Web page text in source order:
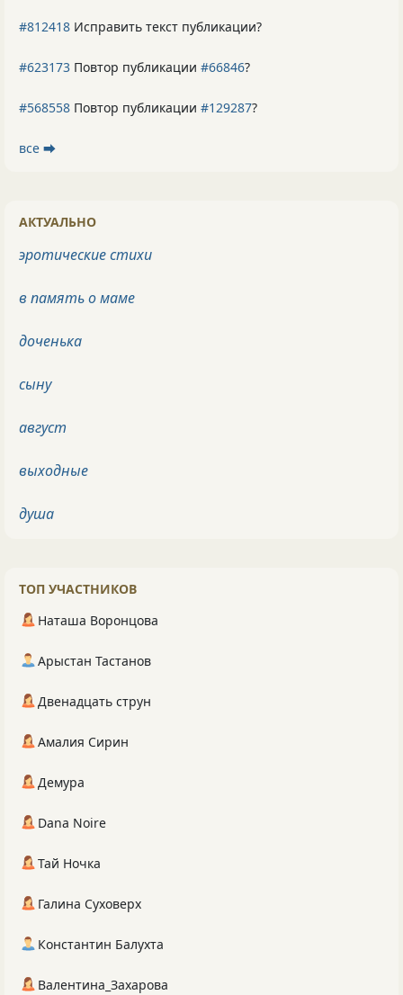
#812418 Исправить текст публикации?
#623173 Повтор публикации #66846?
#568558 Повтор публикации #129287?
все ⮕
АКТУАЛЬНО
эротические стихи
в память о маме
доченька
сыну
август
выходные
душа
ТОП УЧАСТНИКОВ
Наташа Воронцова
Арыстан Тастанов
Двенадцать струн
Амалия Сирин
Демура
Dana Noire
Тай Ночка
Галина Суховерх
Константин Балухта
Валентина_Захарова